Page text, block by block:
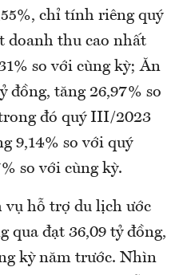
chỉ tính riêng quý
doanh thu cao nhất
so với cùng kỳ; Ăn
đồng, tăng 26,97% so
đó quý III/2023
9,14% so với quý
so với cùng kỳ.
hỗ trợ du lịch ước
qua đạt 36,09 tỷ đồng,
kỳ năm trước. Nhìn